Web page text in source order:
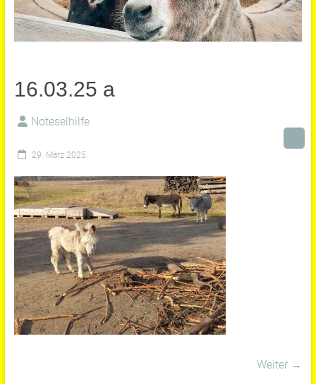
16.03.25 a
Noteselhilfe
29. März 2025
Weiter →